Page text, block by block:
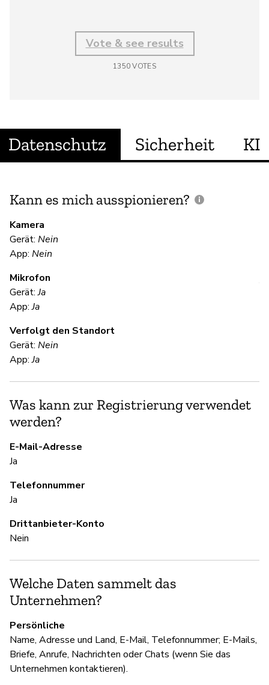
Vote & see results
1350VOTES
Datenschutz Sicherheit KI
Kann es mich ausspionieren?
Kamera
Gerät: Nein
App: Nein
Mikrofon
Gerät:Ja
App:Ja
Verfolgt den Standort
Gerät: Nein
App:Ja
Was kann zur Registrierung verwendet
werden?
E-Mail-Adresse
Ja
Telefonnummer
Ja
Drittanbieter-Konto
Nein
Welche Daten sammelt das
Unternehmen?
Persönliche
Name, Adresse und Land, E-Mail, Telefonnummer; E-Mails,
Briefe, Anrufe, Nachrichten oder Chats (wenn Sie das
Unternehmen kontaktieren).